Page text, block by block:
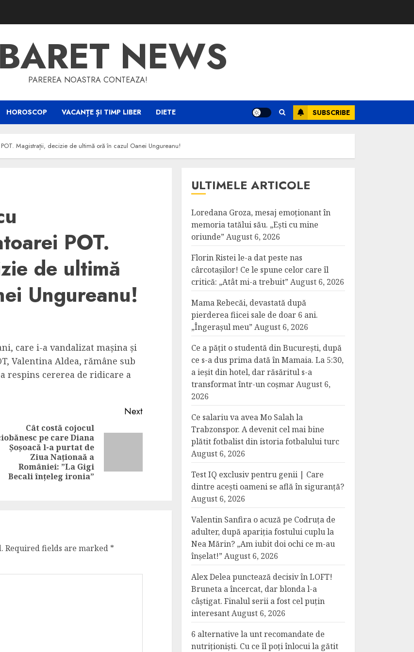
NEWS
PAREREA NOASTRA CONTEAZA!
HOROSCOP VACANȚE ȘI TIMP LIBER DIETE SUBSCRIBE
Magistrații, decizie de ultimă oră în cazul Oanei Ungureanu!
POT.
de ultimă
Ungureanu!
care i-a vandalizat mașina și
Valentina Aldea, rămâne sub
respins cererea de ridicare a
Previous
Next
Next
Cât costă cojocul
pe care Diana
Șoșoacă l-a purtat de
Ziua Naționaă a
României: ”La Gigi
Becali înțeleg ironia”
Required fields are marked *
ULTIMELE ARTICOLE
Loredana Groza, mesaj emoționant în
memoria tatălui său. „Ești cu mine
oriunde” August 6, 2026
Florin Ristei le-a dat peste nas
cârcotașilor! Ce le spune celor care îl
critică: „Atât mi-a trebuit” August 6, 2026
Mama Rebecăi, devastată după
pierderea fiicei sale de doar 6 ani.
„Îngerașul meu” August 6, 2026
Ce a pățit o studentă din București, după
ce s-a dus prima dată în Mamaia. La 5:30,
a ieșit din hotel, dar răsăritul s-a
transformat într-un coșmarAugust 6,
2026
Ce salariu va avea Mo Salah la
Trabzonspor. A devenit cel mai bine
plătit fotbalist din istoria fotbalului turc
August 6, 2026
Test IQ exclusiv pentru genii | Care
dintre acești oameni se află în siguranță?
August 6, 2026
Valentin Sanfira o acuză pe Codruța de
adulter, după apariția fostului cuplu la
Nea Mărin? „Am iubit doi ochi ce m-au
înșelat!” August 6, 2026
Alex Delea punctează decisiv în LOFT!
Bruneta a încercat, dar blonda l-a
câștigat. Finalul serii a fost cel puțin
interesantAugust 6, 2026
6 alternative la unt recomandate de
nutriționiști. Cu ce îl poți înlocui la gătit